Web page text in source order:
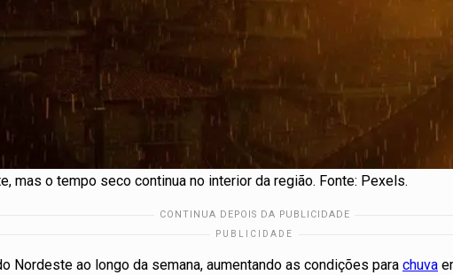
mas o tempo seco continua no interior da região. Fonte: Pexels.
ao longo da semana, aumentando as condições para chuva